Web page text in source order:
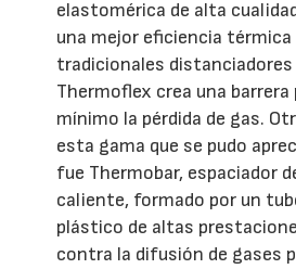
elastomérica de alta
una mejor eficiencia
tradicionales distanciadores
Thermoflex crea una barrera
mínimo la pérdida de gas.
esta gama que se pudo
fue Thermobar, espaciador
caliente, formado por un
plástico de altas
contra la difusión de gases